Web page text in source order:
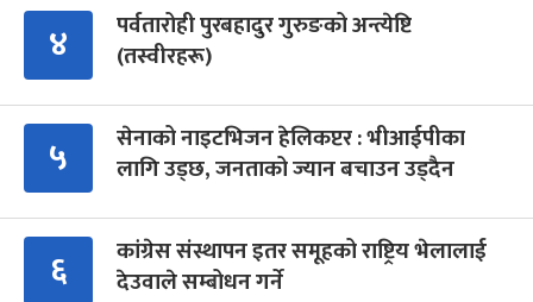
४
पर्वतारोही पुरबहादुर गुरुङको अन्त्येष्टि
(तस्वीरहरू)
५
सेनाको नाइटभिजन हेलिकप्टर : भीआईपीका
लागि उड्छ, जनताको ज्यान बचाउन उड्दैन
६
कांग्रेस संस्थापन इतर समूहको राष्ट्रिय भेलालाई
देउवाले सम्बोधन गर्ने